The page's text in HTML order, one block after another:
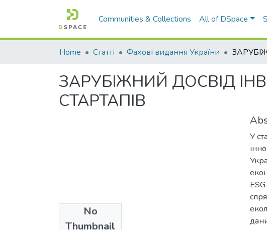
Communities & Collections All of DSpace
Home Статті Фахові видання України
ЗАРУБІЖНИЙ ДОСВІД
СТАРТАПІВ
No
Thumbnail
У